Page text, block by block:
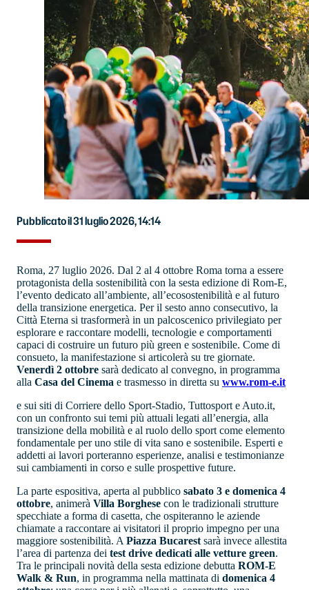
Pubblicato il 31 luglio 2026, 14:14
Roma, 27 luglio 2026. Dal 2 al 4 ottobre Roma torna a essere
protagonista della sostenibilità con la sesta edizione di Rom-E,
l’evento dedicato all’ambiente, all’ecosostenibilità e al futuro
della transizione energetica. Per il sesto anno consecutivo, la
Città Eterna si trasformerà in un palcoscenico privilegiato per
esplorare e raccontare modelli, tecnologie e comportamenti
capaci di costruire un futuro più green e sostenibile. Come di
consueto, la manifestazione si articolerà su tre giornate.
Venerdì 2 ottobre sarà dedicato al convegno, in programma
alla Casa del Cinema e trasmesso in diretta su www.rom-e.it
e sui siti di Corriere dello Sport-Stadio, Tuttosport e Auto.it,
con un confronto sui temi più attuali legati all’energia, alla
transizione della mobilità e al ruolo dello sport come elemento
fondamentale per uno stile di vita sano e sostenibile. Esperti e
addetti ai lavori porteranno esperienze, analisi e testimonianze
sui cambiamenti in corso e sulle prospettive future.
La parte espositiva, aperta al pubblico sabato 3 e domenica 4
ottobre, animerà Villa Borghese con le tradizionali strutture
specchiate a forma di casetta, che ospiteranno le aziende
chiamate a raccontare ai visitatori il proprio impegno per una
maggiore sostenibilità. A Piazza Bucarest sarà invece allestita
l’area di partenza dei test drive dedicati alle vetture green.
Tra le principali novità della sesta edizione debutta ROM-E
Walk & Run, in programma nella mattinata di domenica 4